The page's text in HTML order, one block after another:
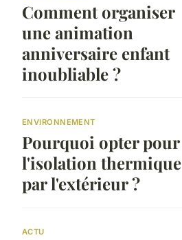
Comment organiser
une animation
anniversaire enfant
inoubliable ?
ENVIRONNEMENT
Pourquoi opter pour
l'isolation thermique
par l'extérieur ?
ACTU